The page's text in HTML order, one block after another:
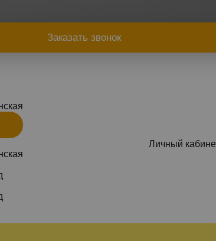
Заказать звонок
Личный